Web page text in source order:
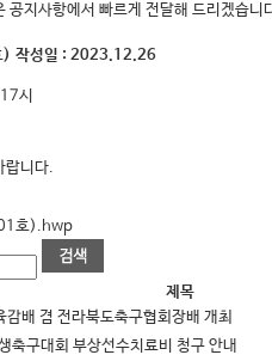
공지사항에서 빠르게 전달해 드리겠습니
) 작성일 : 2023.12.26
시
랍니다.
호).hwp
제목
배 겸 전라북도축구협회장배 개최
축구대회 부상선수치료비 청구 안내